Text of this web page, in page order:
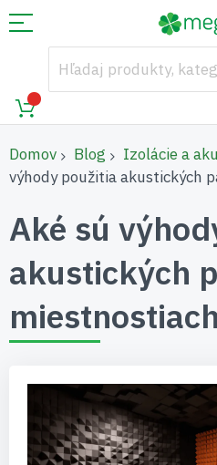
Domov Blog Izolácie a
výhody použitia akustických
Aké sú
akustických
miestnostiach